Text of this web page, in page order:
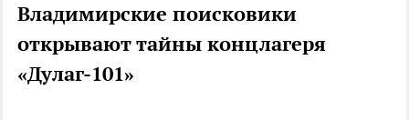
Владимирские поисковики
открывают тайны концлагеря
«Дулаг-101»